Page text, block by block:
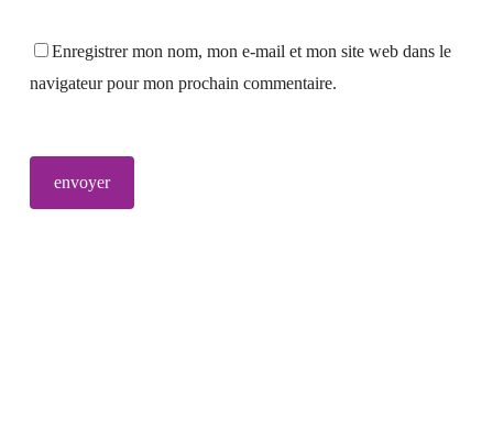
Enregistrer mon nom, mon e-mail et mon site web dans le
navigateur pour mon prochain commentaire.